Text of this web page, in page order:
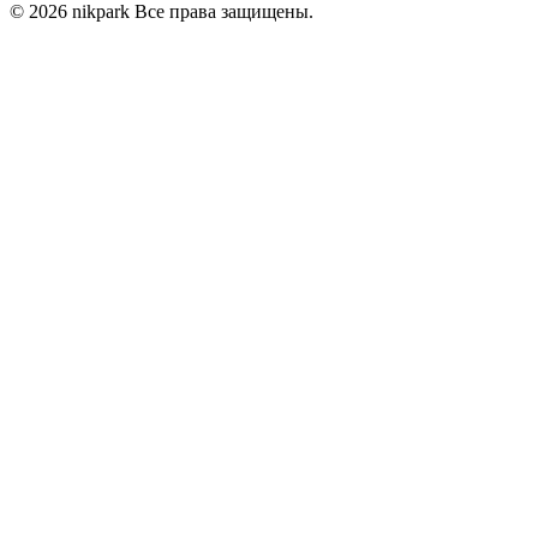
© 2026 nikpark Все права защищены.